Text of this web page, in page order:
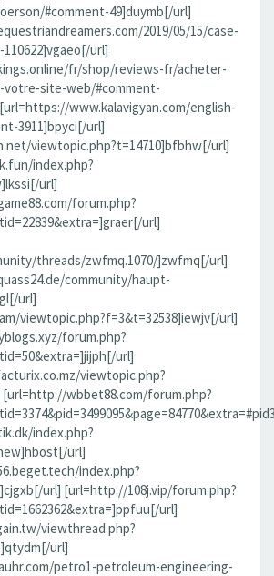
#comment-49]duymb[/url]
2019/05/15/case-
url]
fr/shop/reviews-fr/acheter-
site-web/#comment-
www.kalavigyan.com/english-
3911]bpyci[/url]
viewtopic.php?t=14710]bfbhw[/url]
index.php?
url]
forum.php?
url]
threads/zwfmq.1070/]zwfmq[/url]
community/haupt-
url]
viewtopic.php?f=3&t=32538]iewjv[/url]
forum.php?
url]
viewtopic.php?
wbbet88.com/forum.php?
index.php?
url]
index.php?
url] [url=http://108j.vip/forum.php?
url]
viewthread.php?
url]
petro1-petroleum-engineering-